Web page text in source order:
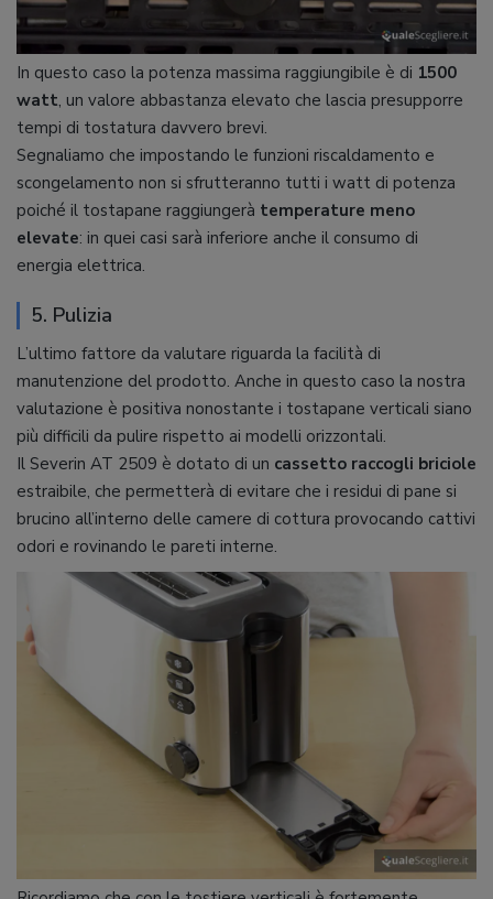
In questo caso la potenza massima raggiungibile è di 1500
watt, un valore abbastanza elevato che lascia presupporre
tempi di tostatura davvero brevi.
Segnaliamo che impostando le funzioni riscaldamento e
scongelamento non si sfrutteranno tutti i watt di potenza
poiché il tostapane raggiungerà temperature meno
elevate: in quei casi sarà inferiore anche il consumo di
energia elettrica.
5. Pulizia
L’ultimo fattore da valutare riguarda la facilità di
manutenzione del prodotto. Anche in questo caso la nostra
valutazione è positiva nonostante i tostapane verticali siano
più difficili da pulire rispetto ai modelli orizzontali.
Il Severin AT 2509 è dotato di un cassetto raccogli briciole
estraibile, che permetterà di evitare che i residui di pane si
brucino all’interno delle camere di cottura provocando cattivi
odori e rovinando le pareti interne.